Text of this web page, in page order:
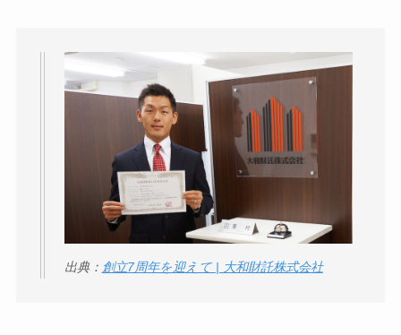
【怪しい？】帝国デ
ータバンクの口コ
ミ・評判は実際ど
う？
【怪しい？】セルプ
ロモート株式会社の
口コミ・評判は実際
出典： 創立7周年を迎えて | 大和財託株式会社